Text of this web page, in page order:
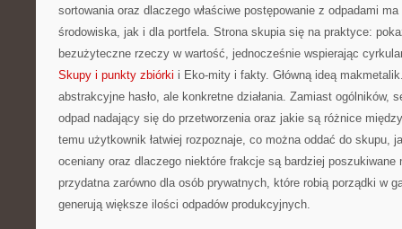
sortowania oraz dlaczego właściwe postępowanie z odpadami
środowiska, jak i dla portfela. Strona skupia się na praktyce:
bezużyteczne rzeczy w wartość, jednocześnie wspierając
Skupy i punkty zbiórki i Eko-mity i fakty. Główną ideą
abstrakcyjne hasło, ale konkretne działania. Zamiast ogólników,
odpad nadający się do przetworzenia oraz jakie są różnice
temu użytkownik łatwiej rozpoznaje, co można oddać do skupu,
oceniany oraz dlaczego niektóre frakcje są bardziej poszukiwane
przydatna zarówno dla osób prywatnych, które robią porządki w
generują większe ilości odpadów produkcyjnych.